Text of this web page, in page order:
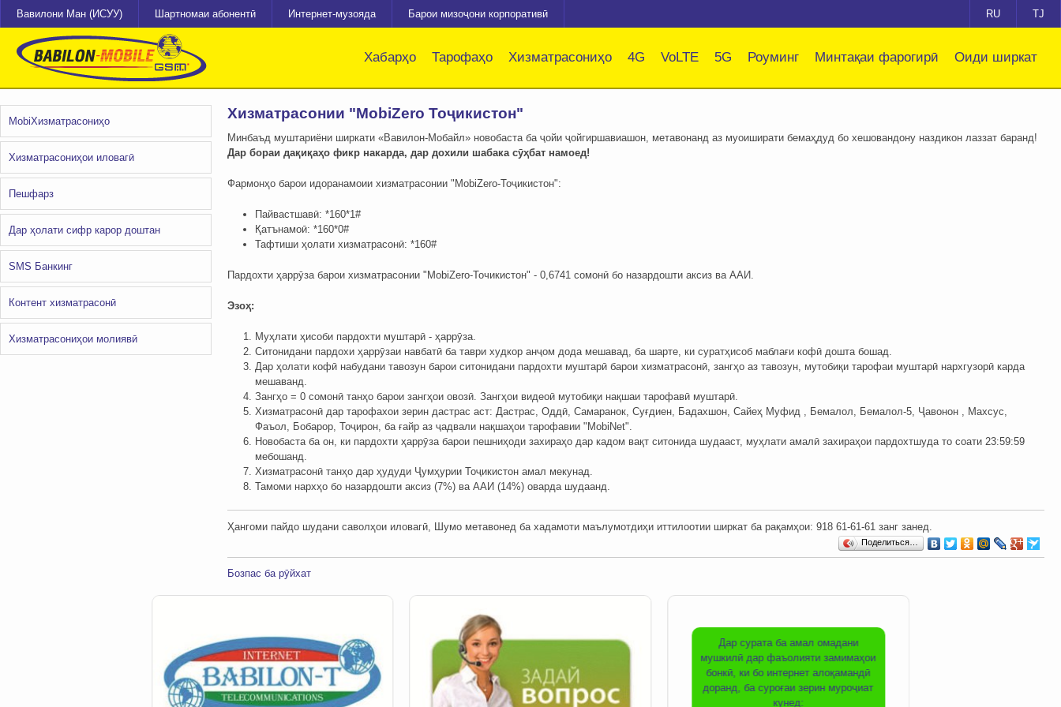
Вавилони Ман (ИСУУ) Шартномаи абонентӣ Интернет-музояда Барои мизоҷони корпоративӣ RU TJ
Хабарҳо Тарофаҳо Хизматрасониҳо 4G VoLTE 5G Роуминг Минтақаи фарогирӣ Оиди ширкат
MobiХизматрасониҳо
Хизматрасониҳои иловагӣ
Пешфарз
Дар ҳолати сифр карор доштан
SMS Банкинг
Контент хизматрасонӣ
Хизматрасониҳои молиявӣ
Хизматрасонии "MobiZero Тоҷикистон"
Минбаъд муштариёни ширкати «Вавилон-Мобайл» новобаста ба ҷойи ҷойгиршавиашон, метавонанд аз муоиширати бемаҳдуд бо хешовандону наздикон лаззат баранд!
Дар бораи дақиқаҳо фикр накарда, дар дохили шабака сӯҳбат намоед!
Фармонҳо барои идоранамоии хизматрасонии "MobiZero-Тоҷикистон":
Пайвастшавӣ: *160*1#
Қатънамоӣ: *160*0#
Тафтиши ҳолати хизматрасонӣ: *160#
Пардохти ҳаррӯза барои хизматрасонии "MobiZero-Точикистон" - 0,6741 сомонӣ бо назардошти аксиз ва ААИ.
Эзоҳ:
Муҳлати ҳисоби пардохти муштарӣ - ҳаррӯза.
Ситонидани пардохи ҳаррӯзаи навбатӣ ба таври худкор анҷом дода мешавад, ба шарте, ки суратҳисоб маблағи кофӣ дошта бошад.
Дар ҳолати кофӣ набудани тавозун барои ситонидани пардохти муштарӣ барои хизматрасонӣ, зангҳо аз тавозун, мутобиқи тарофаи муштарӣ нархгузорӣ карда
мешаванд.
Зангҳо = 0 сомонӣ танҳо барои зангҳои овозӣ. Зангҳои видеоӣ мутобиқи нақшаи тарофавӣ муштарӣ.
Хизматрасонӣ дар тарофахои зерин дастрас аст: Дастрас, Оддӣ, Самаранок, Суғдиен, Бадахшон, Сайеҳ Муфид , Бемалол, Бемалол-5, Ҷавонон , Махсус,
Фаъол, Бобарор, Тоҷирон, ба ғайр аз ҷадвали нақшаҳои тарофавии "MobiNet".
Новобаста ба он, ки пардохти ҳаррӯза барои пешниҳоди захираҳо дар кадом вақт ситонида шудааст, муҳлати амалӣ захираҳои пардохтшуда то соати 23:59:59
мебошанд.
Хизматрасонӣ танҳо дар ҳудуди Ҷумҳурии Тоҷикистон амал мекунад.
Тамоми нархҳо бо назардошти аксиз (7%) ва ААИ (14%) оварда шудаанд.
Ҳангоми пайдо шудани саволҳои иловагӣ, Шумо метавонед ба хадамоти маълумотдиҳи иттилоотии ширкат ба рақамҳои: ‎‎918 61-61-61 занг занед.
Поделиться…
Бозпас ба рӯйхат
Дар сурата ба амал омадани
мушкилӣ дар фаъолияти замимаҳои
бонкӣ, ки бо интернет алоқамандӣ
доранд, ба суроғаи зерин муроҷиат
кунед: